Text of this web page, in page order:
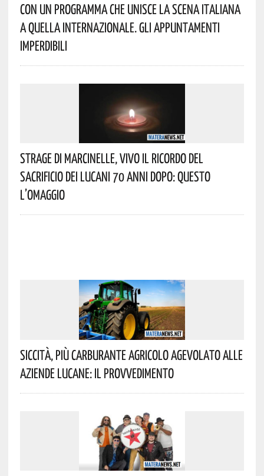
Con Un Programma Che Unisce La Scena Italiana
A Quella Internazionale. Gli Appuntamenti
Imperdibili
Strage Di Marcinelle, Vivo Il Ricordo Del
Sacrificio Dei Lucani 70 Anni Dopo: Questo
L’omaggio
Siccità, Più Carburante Agricolo Agevolato Alle
Aziende Lucane: Il Provvedimento